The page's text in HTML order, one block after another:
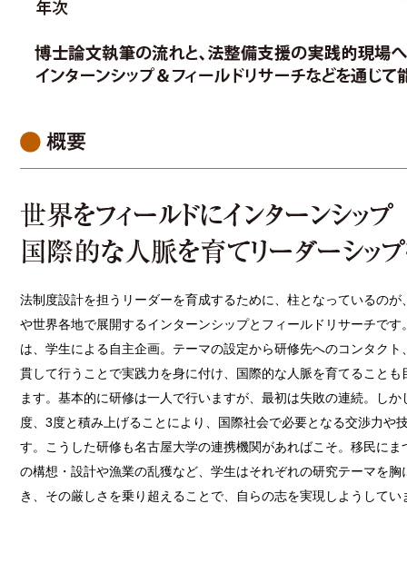
法制度設計を担うリーダーを育成するために、柱となっているのが
や世界各地で展開するインターンシップとフィールドリサーチです
は、学生による自主企画。テーマの設定から研修先へのコンタクト
貫して行うことで実践力を身に付け、国際的な人脈を育てることも
ます。基本的に研修は一人で行いますが、最初は失敗の連続。しか
度、3度と積み上げることにより、国際社会で必要となる交渉力や
す。こうした研修も名古屋大学の連携機関があればこそ。移民にま
の構想・設計や漁業の乱獲など、学生はそれぞれの研究テーマを胸
き、その厳しさを乗り超えることで、自らの志を実現しようしてい